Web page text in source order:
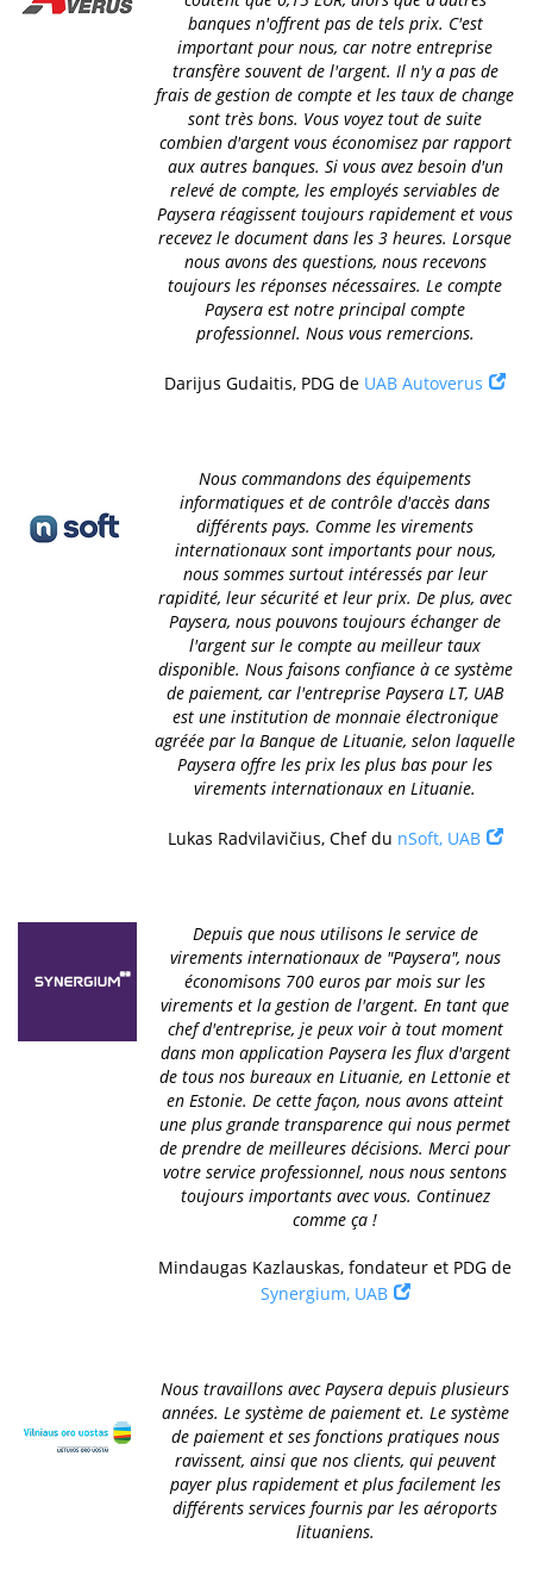
banques n'offrent pas de tels prix. C'est
important pour nous, car notre entreprise
transfère souvent de l'argent. Il n'y a pas de
frais de gestion de compte et les taux de change
sont très bons. Vous voyez tout de suite
combien d'argent vous économisez par rapport
aux autres banques. Si vous avez besoin d'un
relevé de compte, les employés serviables de
Paysera réagissent toujours rapidement et vous
recevez le document dans les 3 heures. Lorsque
nous avons des questions, nous recevons
toujours les réponses nécessaires. Le compte
Paysera est notre principal compte
professionnel. Nous vous remercions.
Darijus Gudaitis, PDG de UAB Autoverus
Nous commandons des équipements
informatiques et de contrôle d'accès dans
différents pays. Comme les virements
internationaux sont importants pour nous,
nous sommes surtout intéressés par leur
rapidité, leur sécurité et leur prix. De plus, avec
Paysera, nous pouvons toujours échanger de
l'argent sur le compte au meilleur taux
disponible. Nous faisons confiance à ce système
de paiement, car l'entreprise Paysera LT, UAB
est une institution de monnaie électronique
agréée par la Banque de Lituanie, selon laquelle
Paysera offre les prix les plus bas pour les
virements internationaux en Lituanie.
Lukas Radvilavičius, Chef du nSoft, UAB
Depuis que nous utilisons le service de
virements internationaux de "Paysera", nous
économisons 700 euros par mois sur les
virements et la gestion de l'argent. En tant que
chef d'entreprise, je peux voir à tout moment
dans mon application Paysera les flux d'argent
de tous nos bureaux en Lituanie, en Lettonie et
en Estonie. De cette façon, nous avons atteint
une plus grande transparence qui nous permet
de prendre de meilleures décisions. Merci pour
votre service professionnel, nous nous sentons
toujours importants avec vous. Continuez
comme ça !
Mindaugas Kazlauskas, fondateur et PDG de
Synergium, UAB
Nous travaillons avec Paysera depuis plusieurs
années. Le système de paiement et. Le système
de paiement et ses fonctions pratiques nous
ravissent, ainsi que nos clients, qui peuvent
payer plus rapidement et plus facilement les
différents services fournis par les aéroports
lituaniens.